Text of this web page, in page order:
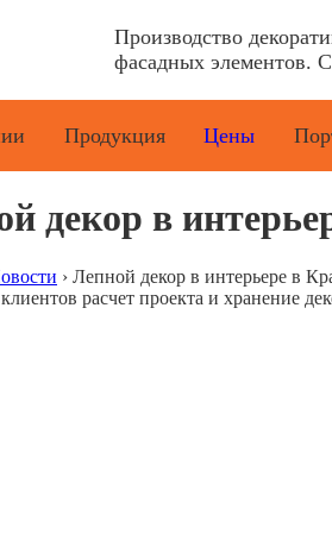
Производство
фасадных элементов.
Продукция Цены
декор в
› Лепной декор в интерьере в
расчет проекта и хранение